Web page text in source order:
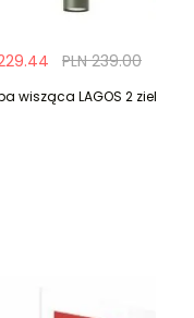
PLN 239.00
wisząca LAGOS 2 zielona